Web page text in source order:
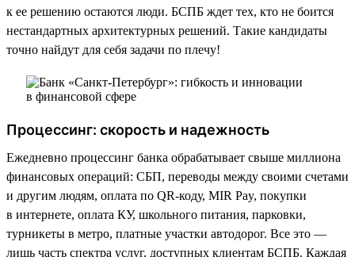
к ее решению остаются люди. БСПБ ждет тех, кто не боится
нестандартных архитектурных решений. Такие кандидаты
точно найдут для себя задачи по плечу!
Процессинг: скорость и надежность
Ежедневно процессинг банка обрабатывает свыше миллиона
финансовых операций: СБП, переводы между своими счетами
и другим людям, оплата по QR-коду, MIR Pay, покупки
в интернете, оплата КУ, школьного питания, парковки,
турникеты в метро, платные участки автодорог. Все это —
лишь часть спектра услуг, доступных клиентам БСПБ. Каждая